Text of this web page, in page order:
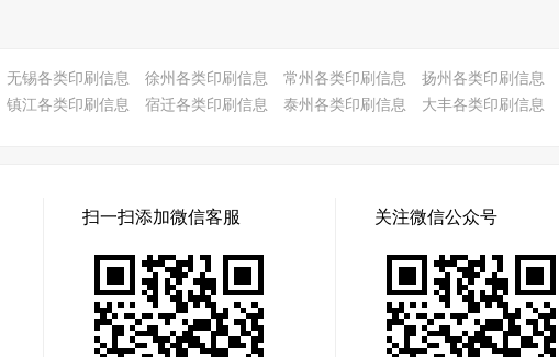
无锡各类印刷信息 徐州各类印刷信息 常州各类印刷信息 扬州各类印刷信息
镇江各类印刷信息 宿迁各类印刷信息 泰州各类印刷信息 大丰各类印刷信息
扫一扫添加微信客服 关注微信公众号